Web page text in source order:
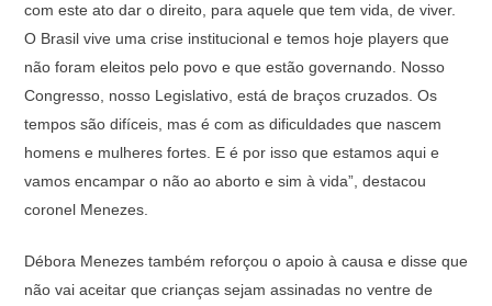
com este ato dar o direito, para aquele que tem vida, de viver.
O Brasil vive uma crise institucional e temos hoje players que
não foram eleitos pelo povo e que estão governando. Nosso
Congresso, nosso Legislativo, está de braços cruzados. Os
tempos são difíceis, mas é com as dificuldades que nascem
homens e mulheres fortes. E é por isso que estamos aqui e
vamos encampar o não ao aborto e sim à vida”, destacou
coronel Menezes.
Débora Menezes também reforçou o apoio à causa e disse que
não vai aceitar que crianças sejam assinadas no ventre de